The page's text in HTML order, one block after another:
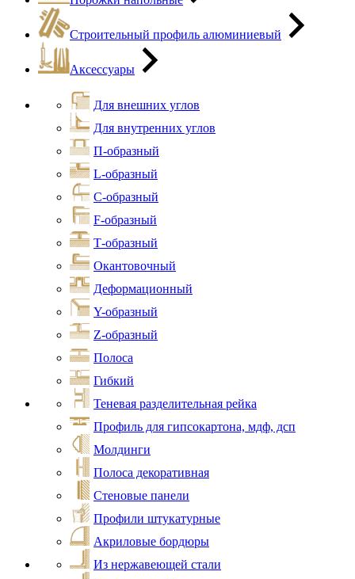
Строительный профиль алюминиевый
Аксессуары
Для внешних углов
Для внутренних углов
П-образный
L-образный
С-образный
F-образный
Т-образный
Окантовочный
Деформационный
Y-образный
Z-образный
Полоса
Гибкий
Теневая разделительная рейка
Профиль для гипсокартона, мдф, дсп
Молдинги
Полоса декоративная
Стеновые панели
Профили штукатурные
Акриловые бордюры
Из нержавеющей стали